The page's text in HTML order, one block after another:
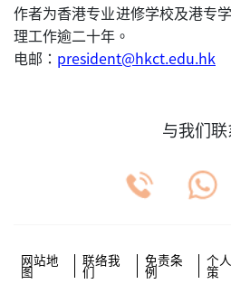
作者为香港专业进修学校及港专
理工作逾二十年。
电邮： president@hkct.edu.hk
与我们
网站地
图
联络我
们
免责条
例
个
策